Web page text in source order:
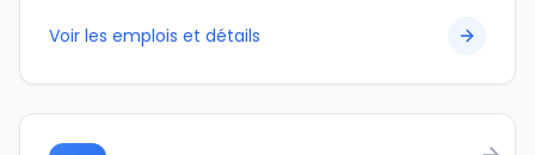
Voir les emplois et détails